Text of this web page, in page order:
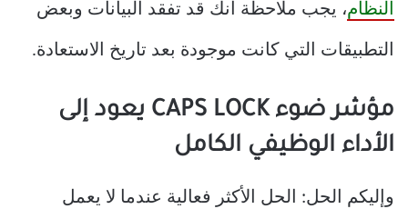
النظام، يجب ملاحظة أنك قد تفقد البيانات وبعض
التطبيقات التي كانت موجودة بعد تاريخ الاستعادة.
مؤشر ضوء CAPS LOCK يعود إلى
الأداء الوظيفي الكامل
وإليكم الحل: الحل الأكثر فعالية عندما لا يعمل